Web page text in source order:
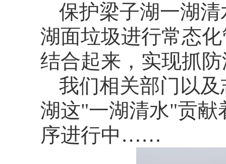
保护梁子湖一湖
湖面垃圾进行常态
结合起来，实现抓
我们相关部门以
湖这"一湖清水"贡献
序进行中……